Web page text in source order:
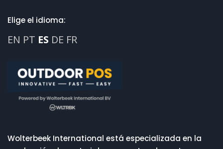
Elige el idioma:
EN PT ES DE FR
Wolterbeek International está especializada en la